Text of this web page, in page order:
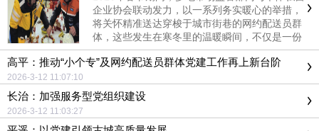
企业协会联动发力，以一系列务实暖心的举措，
将关怀精准送达穿梭于城市街巷的网约配送员群
体，这些发生在寒冬里的温暖瞬间，不仅是一份
节日的问候，更是一座城市与奔跑者之间的深情
对话
高平：推动“小个专”及网约配送员群体党建工作再上新台阶
2026-3-12 11:07:10
长治：加强服务型党组织建设
2026-3-12 11:03:27